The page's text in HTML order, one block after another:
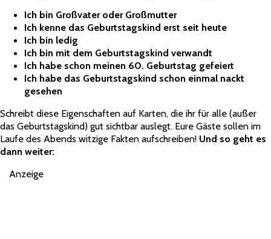
Ich bin Großvater oder Großmutter
Ich kenne das Geburtstagskind erst seit heute
Ich bin ledig
Ich bin mit dem Geburtstagskind verwandt
Ich habe schon meinen 60. Geburtstag gefeiert
Ich habe das Geburtstagskind schon einmal nackt
gesehen
Schreibt diese Eigenschaften auf Karten, die ihr für alle (außer
das Geburtstagskind) gut sichtbar auslegt. Eure Gäste sollen im
Laufe des Abends witzige Fakten aufschreiben! Und so geht es
dann weiter:
Anzeige